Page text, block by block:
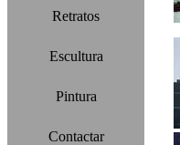
Retratos
Escultura
Pintura
Contactar